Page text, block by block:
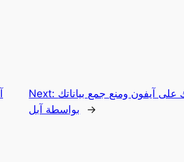
Next: آيفون ومنع جمع بياناتك
بواسطة آبل
→